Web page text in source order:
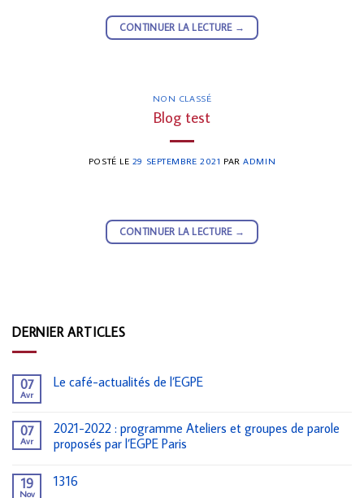
CONTINUER LA LECTURE →
NON CLASSÉ
Blog test
POSTÉ LE 29 SEPTEMBRE 2021 PARADMIN
CONTINUER LA LECTURE →
DERNIER ARTICLES
07
Avr
Le café-actualités de l’EGPE
07
Avr
2021-2022 : programme Ateliers et groupes de parole
proposés par l’EGPE Paris
19
Nov
1316